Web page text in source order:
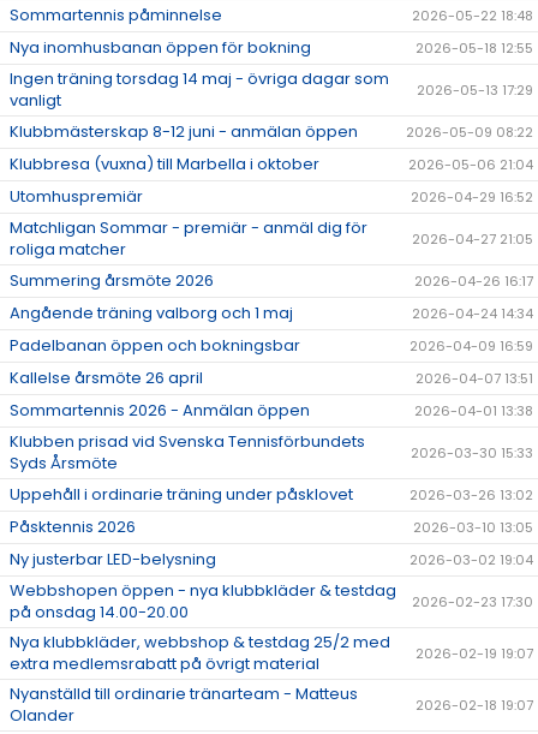
Sommartennis påminnelse 2026-05-22 18:48
Nya inomhusbanan öppen för bokning 2026-05-18 12:55
Ingen träning torsdag 14 maj - övriga dagar som
vanligt
2026-05-13 17:29
Klubbmästerskap 8-12 juni - anmälan öppen 2026-05-09 08:22
Klubbresa (vuxna) till Marbella i oktober 2026-05-06 21:04
Utomhuspremiär 2026-04-29 16:52
Matchligan Sommar - premiär - anmäl dig för
roliga matcher
2026-04-27 21:05
Summering årsmöte 2026 2026-04-26 16:17
Angående träning valborg och 1 maj 2026-04-24 14:34
Padelbanan öppen och bokningsbar 2026-04-09 16:59
Kallelse årsmöte 26 april 2026-04-07 13:51
Sommartennis 2026 - Anmälan öppen 2026-04-01 13:38
Klubben prisad vid Svenska Tennisförbundets
Syds Årsmöte
2026-03-30 15:33
Uppehåll i ordinarie träning under påsklovet 2026-03-26 13:02
Påsktennis 2026 2026-03-10 13:05
Ny justerbar LED-belysning 2026-03-02 19:04
Webbshopen öppen - nya klubbkläder & testdag
på onsdag 14.00-20.00
2026-02-23 17:30
Nya klubbkläder, webbshop & testdag 25/2 med
extra medlemsrabatt på övrigt material
2026-02-19 19:07
Nyanställd till ordinarie tränarteam - Matteus
Olander
2026-02-18 19:07